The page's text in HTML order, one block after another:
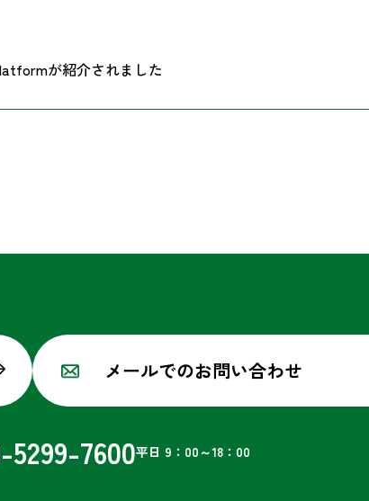
が紹介されました
メールでのお問い合わせ
5299-7600平日 9：00～18：00